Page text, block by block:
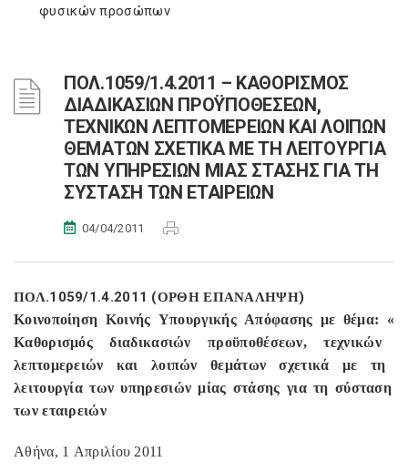
φυσικών προσώπων
ΠΟΛ.1059/1.4.2011 – ΚΑΘΟΡΙΣΜΟΣ
ΔΙΑΔΙΚΑΣΙΩΝ ΠΡΟΫΠΟΘΕΣΕΩΝ,
ΤΕΧΝΙΚΩΝ ΛΕΠΤΟΜΕΡΕΙΩΝ ΚΑΙ ΛΟΙΠΩΝ
ΘΕΜΑΤΩΝ ΣΧΕΤΙΚΑ ΜΕ ΤΗ ΛΕΙΤΟΥΡΓΙΑ
ΤΩΝ ΥΠΗΡΕΣΙΩΝ ΜΙΑΣ ΣΤΑΣΗΣ ΓΙΑ ΤΗ
ΣΥΣΤΑΣΗ ΤΩΝ ΕΤΑΙΡΕΙΩΝ
04/04/2011
ΠΟΛ.1059/1.4.2011 (ΟΡΘΗ ΕΠΑΝΑΛΗΨΗ)
Κοινοποίηση Κοινής Υπουργικής Απόφασης με θέμα: «
Καθορισμός
διαδικασιών προϋποθέσεων,τεχνικών
λεπτομερειών και λοιπών θεμάτων σχετικά με
τη
λειτουργία των υπηρεσιών μίας στάσης για τη σύσταση
των εταιρειών
Αθήνα, 1 Απριλίου 2011